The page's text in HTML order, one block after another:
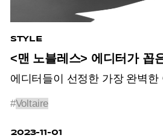
STYLE
<맨 노블레스> 에디터가 꼽
에디터들이 선정한 가장 완벽한
#Voltaire
2023-11-01